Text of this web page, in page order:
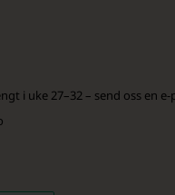
i uke 27–32 – send oss en e-